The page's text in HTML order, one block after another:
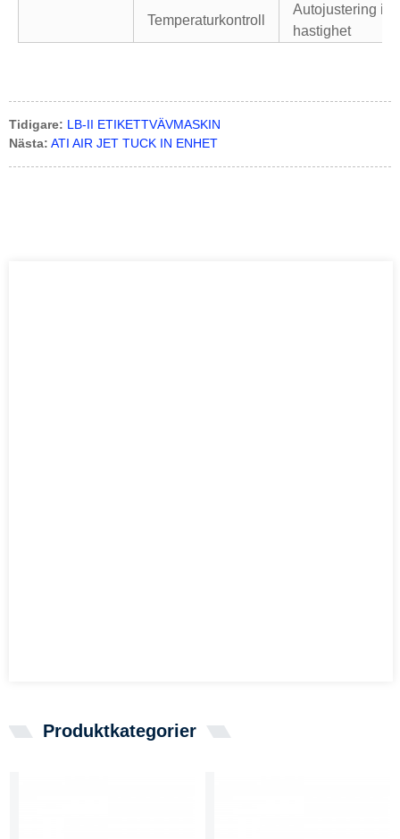
Temperaturkontroll
Autojustering i
hastighet
Tidigare: LB-II ETIKETTVÄVMASKIN
Nästa: ATI AIR JET TUCK IN ENHET
Produktkategorier